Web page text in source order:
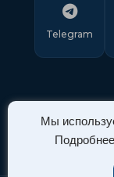
Мы
Telegram